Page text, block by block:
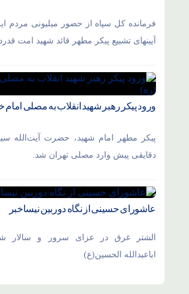
فرمانده کل سپاه از حضور میلیونی مردم
آیینهای تشییع پیکر مطهر قائد شهید امت
ورود پیکر رهبر شهید انقلاب به مصلی امام
پیکر مطهر امام شهید،‌ حضرت آیت‌الله
دقایقی پیش وارد مصلی تهران شد.
عاشورای حسینی از نگاه دوربین نیساخبر
الشتر غرق در عزای سرور و سالار
اباعبدالله الحسین(ع)